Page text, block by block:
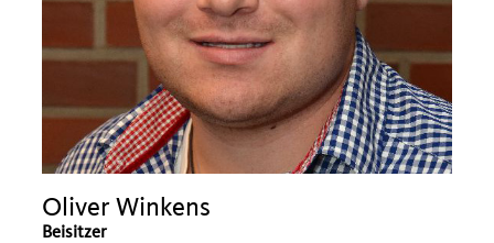
Oliver Winkens
Beisitzer